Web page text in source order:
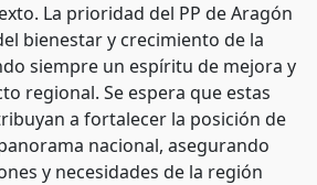
La prioridad del PP de Aragón
bienestar y crecimiento de la
siempre un espíritu de mejora y
regional. Se espera que estas
a fortalecer la posición de
nacional, asegurando
y necesidades de la región